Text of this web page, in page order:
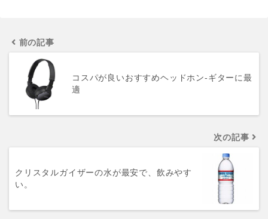
前の記事
コスパが良いおすすめヘッドホン-ギターに最
適
次の記事
クリスタルガイザーの水が最安で、飲みやす
い。